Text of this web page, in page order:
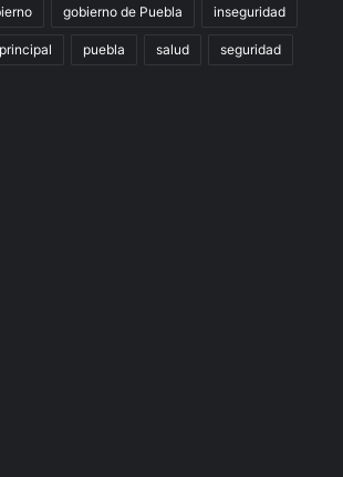
gobierno de Puebla inseguridad
principal puebla salud seguridad